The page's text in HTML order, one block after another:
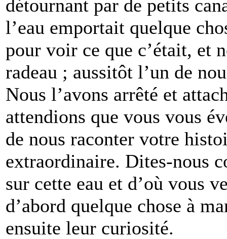
détournant par de petits
l’eau emportait quelque
pour voir ce que c’était, et
radeau ; aussitôt l’un de
Nous l’avons arrêté et
attendions que vous vous
de nous raconter votre
extraordinaire. Dites-nous
sur cette eau et d’où vous
d’abord quelque chose à
ensuite leur curiosité.